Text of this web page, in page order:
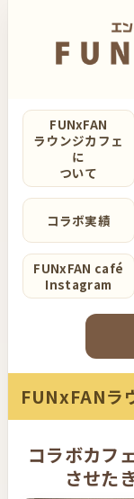
FUNxFAN
ラウンジカフェ
に
ついて
コラボ実績
FUNxFAN café
Instagram
FUNxFANラ
コラボカフ
させた